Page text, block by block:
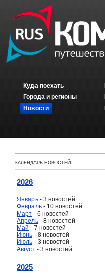
Куда поехать
Города и регионы
Новости
КАЛЕНДАРЬ НОВОСТЕЙ
2026
Январь - 3 новостей
Февраль - 10 новостей
Март - 6 новостей
Апрель - 8 новостей
Май - 7 новостей
Июнь - 8 новостей
Июль - 3 новостей
Август - 3 новостей
2025